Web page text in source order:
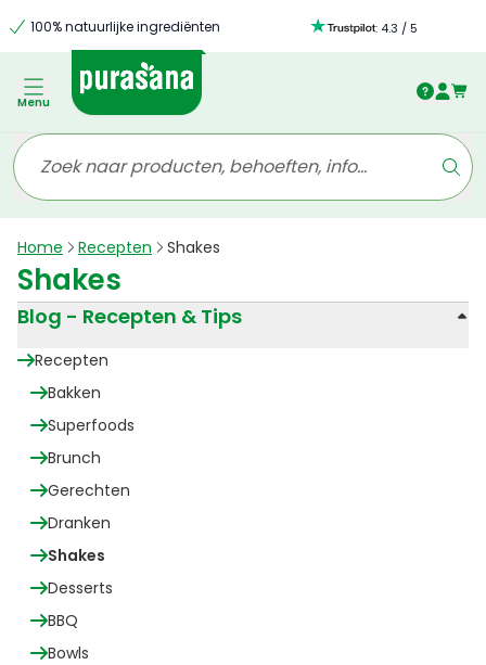
100% natuurlijke ingrediënten : 4.3 /5
Menu
Home Recepten Shakes
Shakes
Blog - Recepten & Tips
Recepten
Bakken
Superfoods
Brunch
Gerechten
Dranken
Shakes
Desserts
BBQ
Bowls